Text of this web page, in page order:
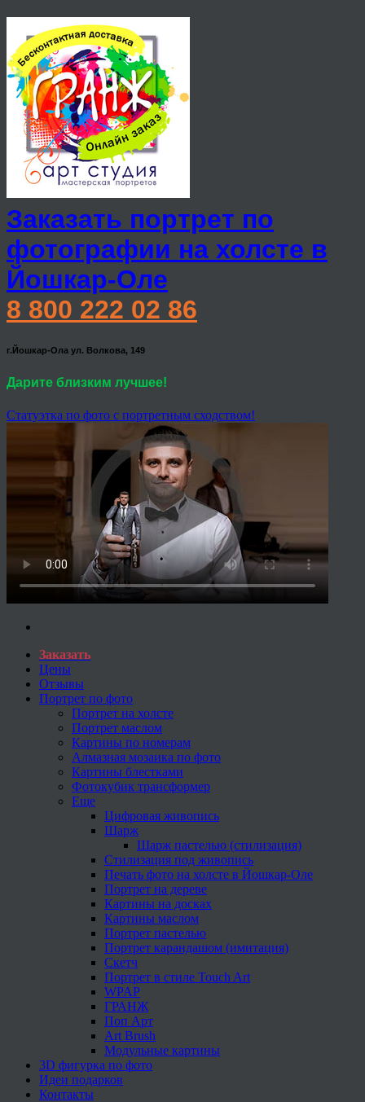
Заказать портрет по
фотографии на холсте в
Йошкар-Оле
8 800 222 02 86
г.Йошкар-Ола ул. Волкова, 149
Дарите близким лучшее!
Статуэтка по фото с портретным сходством!
Заказать
Цены
Отзывы
Портрет по фото
Портрет на холсте
Портрет маслом
Картины по номерам
Алмазная мозаика по фото
Картины блестками
Фотокубик трансформер
Еще
Цифровая живопись
Шарж
Шарж пастелью (стилизация)
Стилизация под живопись
Печать фото на холсте в Йошкар-Оле
Портрет на дереве
Картины на досках
Картины маслом
Портрет пастелью
Портрет карандашом (имитация)
Скетч
Портрет в стиле Touch Art
WPAP
ГРАНЖ
Поп Арт
Art Brush
Модульные картины
3D фигурка по фото
Идеи подарков
Контакты